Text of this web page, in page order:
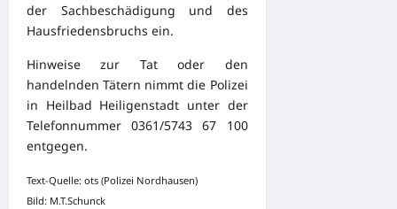
der Sachbeschädigung und des
Hausfriedensbruchs ein.
Hinweise zur Tat oder den
handelnden Tätern nimmt die Polizei
in Heilbad Heiligenstadt unter der
Telefonnummer 0361/5743 67 100
entgegen.
Text-Quelle: ots (Polizei Nordhausen)
Bild: M.T.Schunck